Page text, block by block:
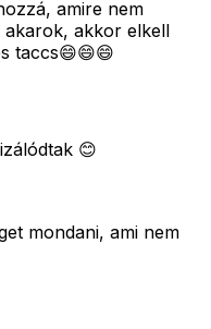
amire nem
akarok, akkor elkell
taccs😄😄😄
😊
mondani, ami nem